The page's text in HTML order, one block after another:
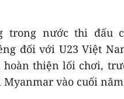
trong nước thi đấu
đối với U23 Việt
hoàn thiện lối chơi,
vào cuối